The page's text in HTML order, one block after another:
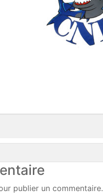
publier un commentaire.